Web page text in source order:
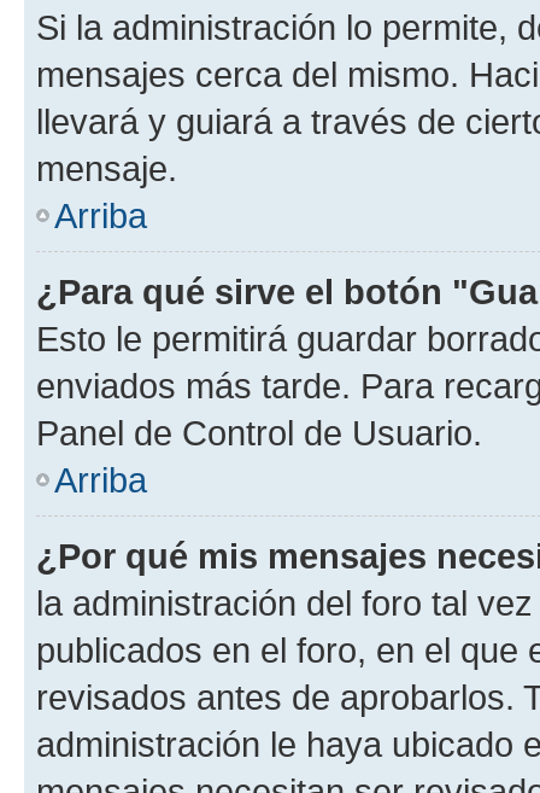
Si la administración lo permite,
mensajes cerca del mismo.
llevará y guiará a través de
mensaje.
Arriba
¿Para qué sirve el botón
Esto le permitirá guardar
enviados más tarde. Para
Panel de Control de Usuario.
Arriba
¿Por qué mis mensajes
la administración del foro tal
publicados en el foro, en el
revisados antes de aprobarlos.
administración le haya ubicado